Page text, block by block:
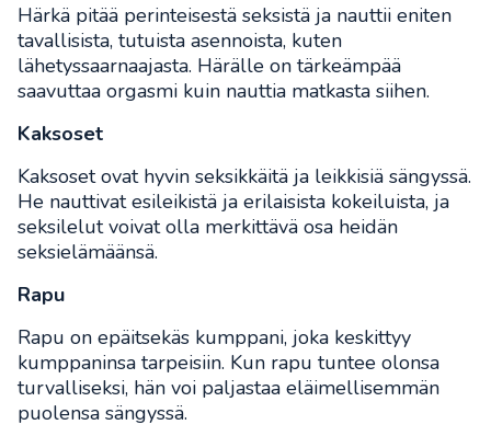
Härkä pitää perinteisestä seksistä ja nauttii eniten
tavallisista, tutuista asennoista, kuten
lähetyssaarnaajasta. Härälle on tärkeämpää
saavuttaa orgasmi kuin nauttia matkasta siihen.
Kaksoset
Kaksoset ovat hyvin seksikkäitä ja leikkisiä sängyssä.
He nauttivat esileikistä ja erilaisista kokeiluista, ja
seksilelut voivat olla merkittävä osa heidän
seksielämäänsä.
Rapu
Rapu on epäitsekäs kumppani, joka keskittyy
kumppaninsa tarpeisiin. Kun rapu tuntee olonsa
turvalliseksi, hän voi paljastaa eläimellisemmän
puolensa sängyssä.